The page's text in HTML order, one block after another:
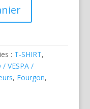
: T-SHIRT,
VESPA /
, Fourgon,